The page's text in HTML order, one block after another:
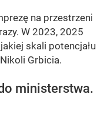
na przestrzeni
W 2023, 2025
skali potencjału
Grbicia.
ministerstwa.